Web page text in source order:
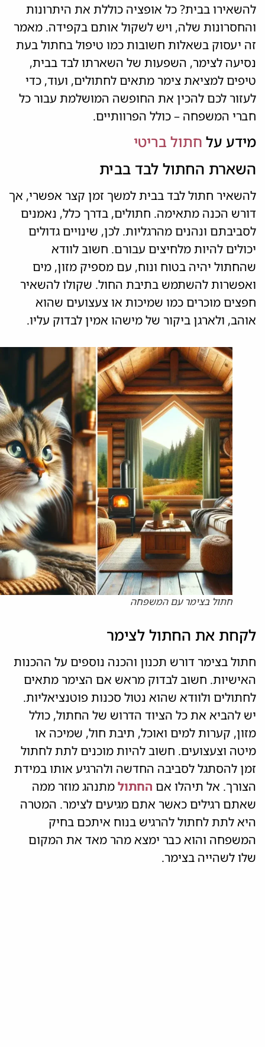
להשאירו בבית? כל אופציה כוללת את היתרונות
והחסרונות שלה, ויש לשקול אותם בקפידה. מאמר
זה יעסוק בשאלות חשובות כמו טיפול בחתול בעת
נסיעה לצימר, השפעות של השארתו לבד בבית,
טיפים למציאת צימר מתאים לחתולים, ועוד, כדי
לעזור לכם להכין את החופשה המושלמת עבור כל
חברי המשפחה – כולל הפרוותיים.
מידע על חתול בריטי
השארת החתול לבד בבית
להשאיר חתול לבד בבית למשך זמן קצר אפשרי, אך
דורש הכנה מתאימה. חתולים, בדרך כלל, נאמנים
לסביבתם ונהנים מהרגליות. לכן, שינויים גדולים
יכולים להיות מלחיצים עבורם. חשוב לוודא
שהחתול יהיה בטוח ונוח, עם מספיק מזון, מים
ואפשרות להשתמש בתיבת החול. שקולו להשאיר
חפצים מוכרים כמו שמיכות או צעצועים שהוא
אוהב, ולארגן ביקור של מישהו אמין לבדוק עליו.
חתול בצימר עם המשפחה
לקחת את החתול לצימר
חתול בצימר דורש תכנון והכנה נוספים על ההכנות
האישיות. חשוב לבדוק מראש אם הצימר מתאים
לחתולים ולוודא שהוא נטול סכנות פוטנציאליות.
יש להביא את כל הציוד הדרוש של החתול, כולל
מזון, קערות למים ואוכל, תיבת חול, שמיכה או
מיטה וצעצועים. חשוב להיות מוכנים לתת לחתול
זמן להסתגל לסביבה החדשה ולהרגיע אותו במידת
הצורך. אל תיהלו אם החתולמתנהג מוזר ממה
שאתם רגילים כאשר אתם מגיעים לצימר. המטרה
היא לתת לחתול להרגיש בנוח איתכם בחיק
המשפחה והוא כבר ימצא מהר מאד את המקום
שלו לשהייה בצימר.